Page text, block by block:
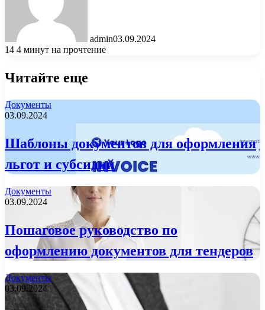
admin03.09.2024
14 4 минут на прочтение
Читайте еще
Документы
03.09.2024
Шаблоны документов для оформления
льгот и субсидий
Документы
03.09.2024
Пошаговое руководство по
оформлению документов для тендеров
Документы
03.09.2024